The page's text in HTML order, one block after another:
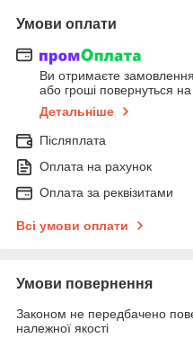
Умови оплати
Ви отримаєте замовлення
або гроші повернуться
Детальніше
Післяплата
Оплата на рахунок
Оплата за реквізитами
Всі умови оплати
Умови повернення
Законом не передбачено
належної якості